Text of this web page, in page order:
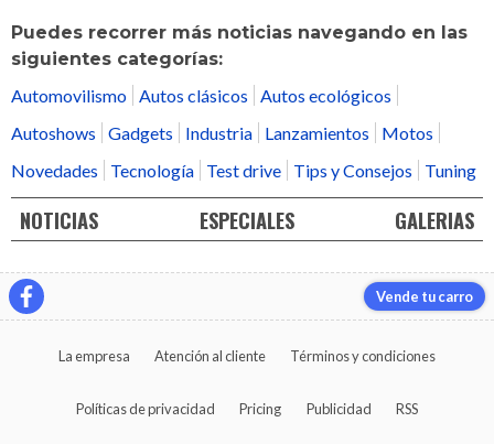
Puedes recorrer más noticias navegando en las
siguientes categorías:
Automovilismo Autos clásicos
Autos ecológicos
Autoshows
Gadgets Industria Lanzamientos
Motos
Novedades
Tecnología Test drive Tips y Consejos Tuning
NOTICIAS ESPECIALES GALERIAS
Vende tu carro
La empresa Atención al cliente Términos y condiciones
Políticas de privacidad Pricing Publicidad RSS